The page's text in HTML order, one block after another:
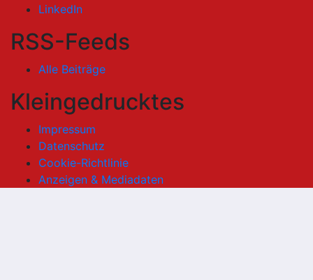
LinkedIn
RSS-Feeds
Alle Beiträge
Kleingedrucktes
Impressum
Datenschutz
Cookie-Richtlinie
Anzeigen & Mediadaten